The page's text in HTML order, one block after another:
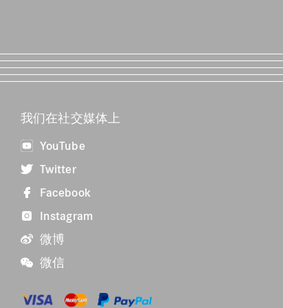
我们在社交媒体上
YouTube
Twitter
Facebook
Instagram
微博
微信